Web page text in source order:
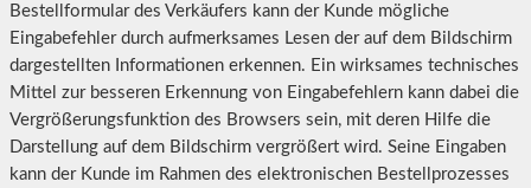
Bestellformular des Verkäufers kann der Kunde mögliche
Eingabefehler durch aufmerksames Lesen der auf dem Bildschirm
dargestellten Informationen erkennen. Ein wirksames technisches
Mittel zur besseren Erkennung von Eingabefehlern kann dabei die
Vergrößerungsfunktion des Browsers sein, mit deren Hilfe die
Darstellung auf dem Bildschirm vergrößert wird. Seine Eingaben
kann der Kunde im Rahmen des elektronischen Bestellprozesses